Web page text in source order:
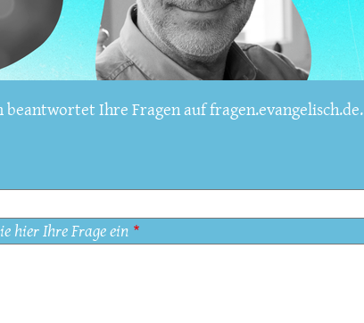
beantwortet Ihre Fragen auf fragen.evangelisch.de.
hier Ihre Frage ein